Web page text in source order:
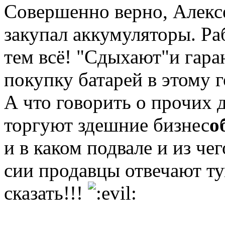
Совершенно верно,
закупал аккумуляторы.
тем всё! "Сдыхают"и
покупку батарей в этому
А что говорить о прочих
торгуют здешние бизнес
и в каком подвале и из
сии продавцы отвечают
сказать!!!